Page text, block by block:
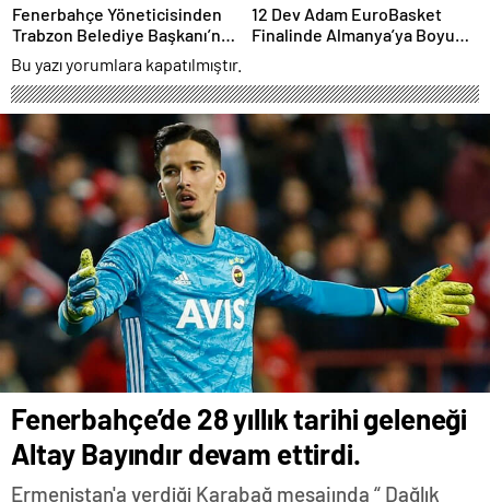
Hedefler
Fenerbahçe Yöneticisinden
Trabzon Belediye Başkanı’na
Sert Sözler: Gerginlik
Tırmanıyor
12 Dev Adam EuroBasket
Finalinde Almanya’ya Boyun
Bu yazı yorumlara kapatılmıştır.
Fenerbahçe’de 28 yıllık tarihi geleneği
Altay Bayındır devam ettirdi.
Ermenistan'a verdiği Karabağ mesajında “ Dağlık